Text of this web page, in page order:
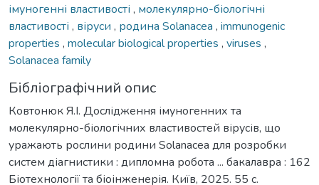
імуногенні властивості , молекулярно-біологічні
властивості , віруси , родина Solanacea , immunogenic
properties , molecular biological properties , viruses ,
Solanacea family
Бібліографічний опис
Ковтонюк Я.І. Дослідження імуногенних та
молекулярно-біологічних властивостей вірусів, що
уражають рослини родини Solanacea для розробки
систем діагнистики : дипломна робота ... бакалавра : 162
Біотехнології та біоінженерія. Київ, 2025. 55 с.